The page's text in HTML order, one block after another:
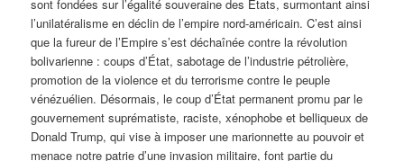
sont fondées sur l’égalité souveraine des États, surmontant ainsi
l’unilatéralisme en déclin de l’empire nord-américain. C’est ainsi
que la fureur de l’Empire s’est déchaînée contre la révolution
bolivarienne : coups d’État, sabotage de l’industrie pétrolière,
promotion de la violence et du terrorisme contre le peuple
vénézuélien. Désormais, le coup d’État permanent promu par le
gouvernement suprématiste, raciste, xénophobe et belliqueux de
Donald Trump, qui vise à imposer une marionnette au pouvoir et
menace notre patrie d’une invasion militaire, font partie du